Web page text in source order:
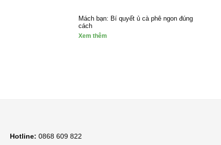
Mách bạn: Bí quyết ủ cà phê ngon đúng
cách
Xem thêm
Hotline: 0868 609 822